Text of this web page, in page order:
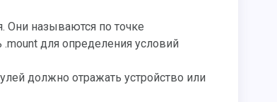
Они называются по точке
для определения условий
должно отражать устройство или